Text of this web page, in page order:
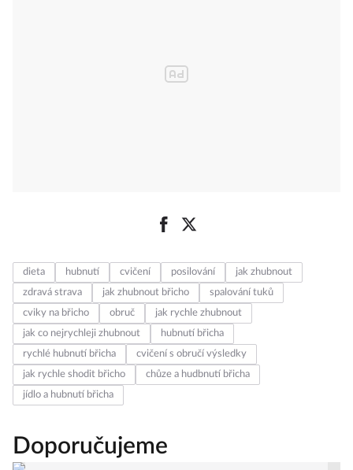
dieta hubnutí cvičení posilování
jak zhubnout
zdravá strava
jak zhubnout břicho
spalování tuků
cviky na břicho
obruč
jak rychle zhubnout
jak co nejrychleji zhubnout
hubnutí břicha
rychlé hubnutí břicha
cvičení s obručí výsledky
jak rychle shodit břicho
chůze a hudbnutí břicha
jídlo a hubnutí břicha
Doporučujeme